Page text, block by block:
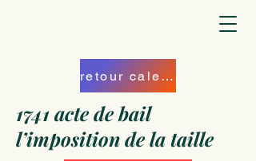
retour calendrier
1741 acte de bail
l’imposition de la taille